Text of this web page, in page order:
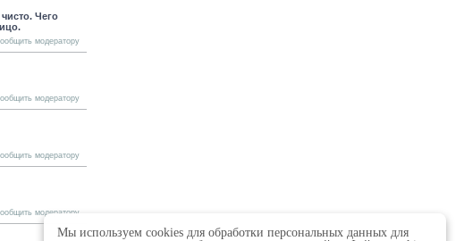
Чего
модератору
модератору
модератору
модератору
Мы используем cookies для обработки персональных данных для